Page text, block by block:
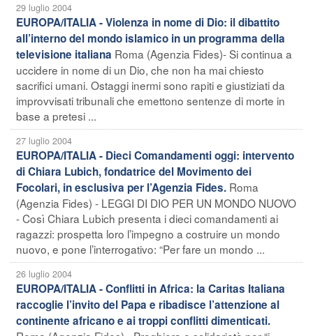
29 luglio 2004
EUROPA/ITALIA - Violenza in nome di Dio: il dibattito
all’interno del mondo islamico in un programma della
televisione italiana Roma (Agenzia Fides)- Si continua a
uccidere in nome di un Dio, che non ha mai chiesto
sacrifici umani. Ostaggi inermi sono rapiti e giustiziati da
improvvisati tribunali che emettono sentenze di morte in
base a pretesi ...
27 luglio 2004
EUROPA/ITALIA - Dieci Comandamenti oggi: intervento
di Chiara Lubich, fondatrice del Movimento dei
Focolari, in esclusiva per l’Agenzia Fides. Roma
(Agenzia Fides) - LEGGI DI DIO PER UN MONDO NUOVO
- Così Chiara Lubich presenta i dieci comandamenti ai
ragazzi: prospetta loro l’impegno a costruire un mondo
nuovo, e pone l’interrogativo: “Per fare un mondo ...
26 luglio 2004
EUROPA/ITALIA - Conflitti in Africa: la Caritas Italiana
raccoglie l’invito del Papa e ribadisce l’attenzione al
continente africano e ai troppi conflitti dimenticati.